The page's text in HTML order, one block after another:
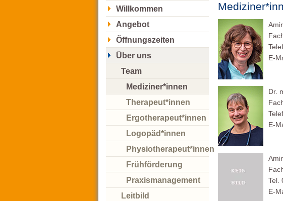
Willkommen
Angebot
Öffnungszeiten
Über uns
Team
Mediziner*innen
Therapeut*innen
Ergotherapeut*innen
Logopäd*innen
Physiotherapeut*innen
Frühförderung
Praxismanagement
Leitbild
E-
Dr.
E-
Tel.
E-